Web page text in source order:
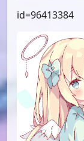
id=96413384